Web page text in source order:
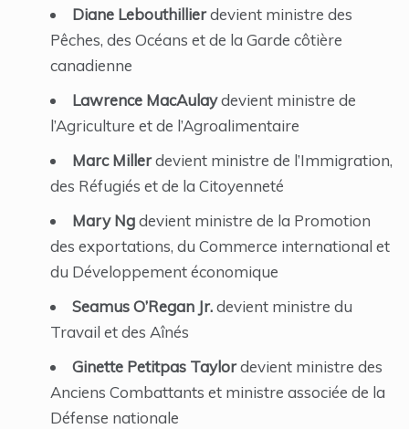
Diane Lebouthillierdevient ministre des
Pêches, des Océans et de la Garde côtière
canadienne
Lawrence MacAulaydevient ministre de
l’Agriculture et de l’Agroalimentaire
Marc Millerdevient ministre de l’Immigration,
des Réfugiés et de la Citoyenneté
Mary Ngdevient ministre de la Promotion
des exportations, du Commerce international et
du Développement économique
Seamus O’Regan Jr.devient ministre du
Travail et des Aînés
Ginette Petitpas Taylordevient ministre des
Anciens Combattants et ministre associée de la
Défense nationale